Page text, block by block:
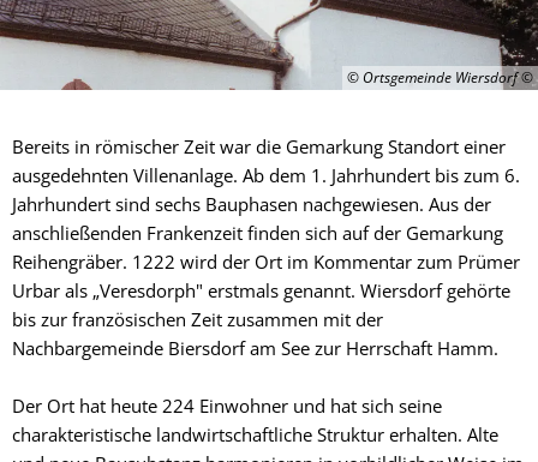
© Ortsgemeinde Wiersdorf
Bereits in römischer Zeit war die Gemarkung Standort einer
ausgedehnten Villenanlage. Ab dem 1. Jahrhundert bis zum 6.
Jahrhundert sind sechs Bauphasen nachgewiesen. Aus der
anschließenden Frankenzeit finden sich auf der Gemarkung
Reihengräber. 1222 wird der Ort im Kommentar zum Prümer
Urbar als „Veresdorph" erstmals genannt. Wiersdorf gehörte
bis zur französischen Zeit zusammen mit der
Nachbargemeinde Biersdorf am See zur Herrschaft Hamm.
Der Ort hat heute 224 Einwohner und hat sich seine
charakteristische landwirtschaftliche Struktur erhalten. Alte